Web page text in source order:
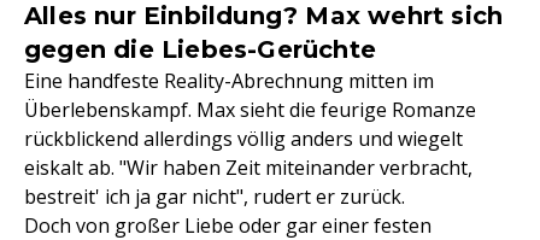
Alles nur Einbildung? Max wehrt sich
gegen die Liebes-Gerüchte
Eine handfeste Reality-Abrechnung mitten im
Überlebenskampf. Max sieht die feurige Romanze
rückblickend allerdings völlig anders und wiegelt
eiskalt ab. "Wir haben Zeit miteinander verbracht,
bestreit' ich ja gar nicht", rudert er zurück.
Doch von großer Liebe oder gar einer festen